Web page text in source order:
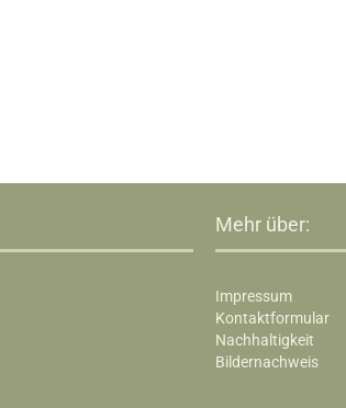
Mehr über:
Impressum
Kontaktformular
Nachhaltigkeit
Bildernachweis